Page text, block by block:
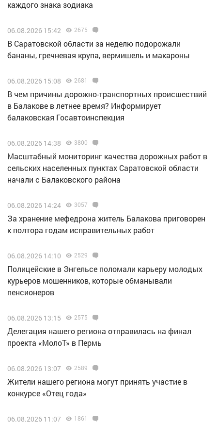
каждого знака зодиака
06.08.2026 15:42 2675
В Саратовской области за неделю подорожали
бананы, гречневая крупа, вермишель и макароны
06.08.2026 15:08 2681
В чем причины дорожно-транспортных происшествий
в Балакове в летнее время? Информирует
балаковская Госавтоинспекция
06.08.2026 14:38 3800
Масштабный мониторинг качества дорожных работ в
сельских населенных пунктах Саратовской области
начали с Балаковского района
06.08.2026 14:24 3057
За хранение мефедрона житель Балакова приговорен
к полтора годам исправительных работ
06.08.2026 14:10 2529
Полицейские в Энгельсе поломали карьеру молодых
курьеров мошенников, которые обманывали
пенсионеров
06.08.2026 13:15 2575
Делегация нашего региона отправилась на финал
проекта «МолоТ» в Пермь
06.08.2026 13:07 2589
Жители нашего региона могут принять участие в
конкурсе «Отец года»
06.08.2026 11:07 1861